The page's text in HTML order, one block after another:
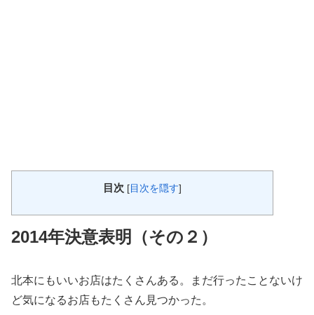
目次 [ 目次を隠す]
2014年決意表明（その２）
北本にもいいお店はたくさんある。まだ行ったことないけ
ど気になるお店もたくさん見つかった。